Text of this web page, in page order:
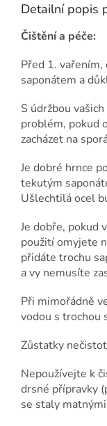
Detailní popis
Čištění a péče:
Před 1.
saponátem a
S údržbou
problém, pokud
zacházet na
Je dobré hrnce
tekutým
Ušlechtilá ocel
Je dobře, pokud
použití omyjete
přidáte trochu
a vy nemusíte
Při mimořádně
vodou s trochou
Zůstatky
Nepoužívejte k
drsné přípravky
se staly